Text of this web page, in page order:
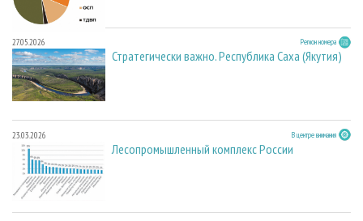
27.05.2026 Регион номера
Стратегически важно. Республика Саха (Якутия)
23.03.2026 В центре внимания
Лесопромышленный комплекс России